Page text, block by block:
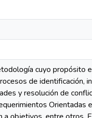
cuyo propósito
de identificación,
y resolución de